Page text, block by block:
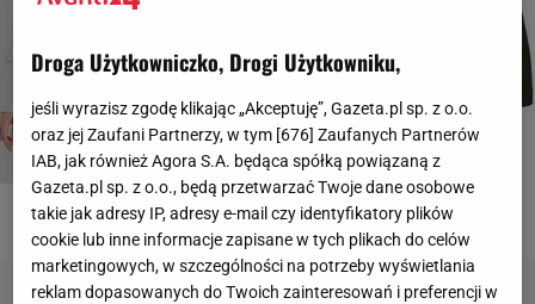
materiały prasowe
Droga Użytkowniczko, Drogi Użytkowniku,
jeśli wyrazisz zgodę klikając „Akceptuję”, Gazeta.pl sp. z o.o.
oraz jej Zaufani Partnerzy, w tym [ 676 ] Zaufanych Partnerów
IAB, jak również Agora S.A. będąca spółką powiązaną z
Gazeta.pl sp. z o.o., będą przetwarzać Twoje dane osobowe
takie jak adresy IP, adresy e-mail czy identyfikatory plików
cookie lub inne informacje zapisane w tych plikach do celów
marketingowych, w szczególności na potrzeby wyświetlania
reklam dopasowanych do Twoich zainteresowań i preferencji w